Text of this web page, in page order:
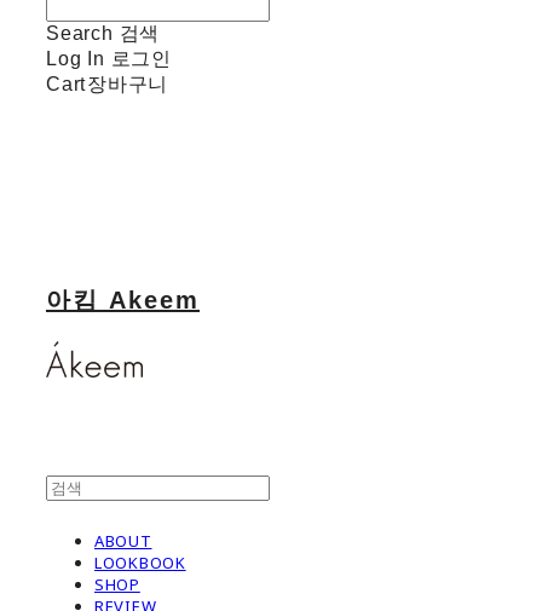
Search 검색
Log In 로그인
Cart장바구니
아킴 Akeem
ABOUT
LOOKBOOK
SHOP
REVIEW